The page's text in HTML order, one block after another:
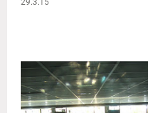
29.3.15